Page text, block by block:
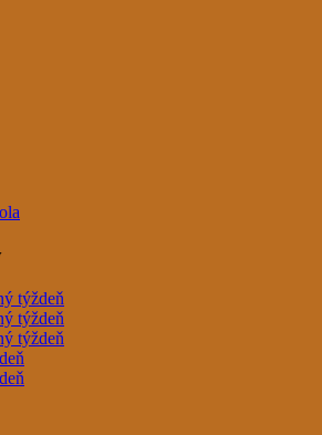
týždeň
týždeň
týždeň